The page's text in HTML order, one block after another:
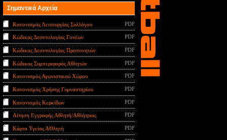
Σημαντικά Αρχεία
Κανονισμός Λειτουργίας Συλλόγου PDF
Κώδικας Δεοντολογίας Γονέων PDF
Κώδικας Δεοντολογίας Προπονητών PDF
Κώδικας Συμπεριφοράς Αθλητών PDF
Κανονισμός Αγωνιστικού Χώρου PDF
Κανονισμός Χρήσης Γυμναστηρίου PDF
Κανονισμός Κερκίδων PDF
Αίτηση Εγγραφής Αθλητή/Αθλήτριας PDF
Κάρτα Υγείας ΑΘλητή PDF